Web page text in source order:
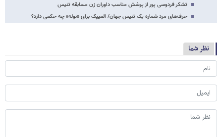
تشکر فردوسی پور از پوشش مناسب داوران زن مسابقه تنیس
حرف‌های مرد شماره یک تنیس جهان/ المیپک برای «نوله» چه حکمی دارد؟
نظر شما